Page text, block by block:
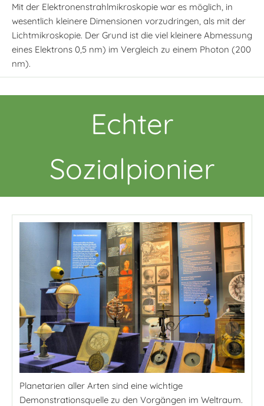
Mit der Elektronenstrahlmikroskopie war es möglich, in
wesentlich kleinere Dimensionen vorzudringen, als mit der
Lichtmikroskopie. Der Grund ist die viel kleinere Abmessung
eines Elektrons 0,5 nm) im Vergleich zu einem Photon (200
nm).
Echter
Sozialpionier
Planetarien aller Arten sind eine wichtige
Demonstrationsquelle zu den Vorgängen im Weltraum.